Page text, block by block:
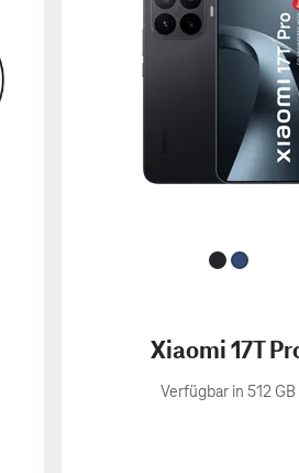
Xiaomi 17T
Verfügbar in 512 GB